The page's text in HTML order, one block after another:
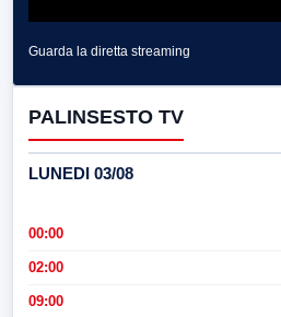
Guarda la diretta streaming
PALINSESTO TV
LUNEDI 03/08
00:00
02:00
09:00